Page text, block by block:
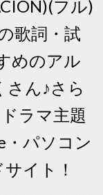
フル)
歌詞・試
めのアル
ん♪さら
ラマ主題
・パソコン
イト！